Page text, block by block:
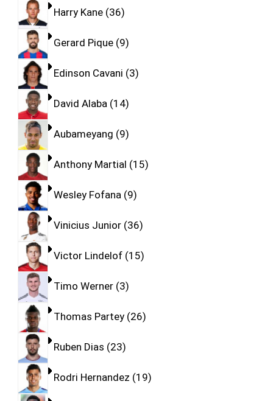
Harry Kane 36
Gerard Pique 9
Edinson Cavani 3
David Alaba 14
Aubameyang 9
Anthony Martial 15
Wesley Fofana 9
Vinicius Junior 36
Victor Lindelof 15
Timo Werner 3
Thomas Partey 26
Ruben Dias 23
Rodri Hernandez 19